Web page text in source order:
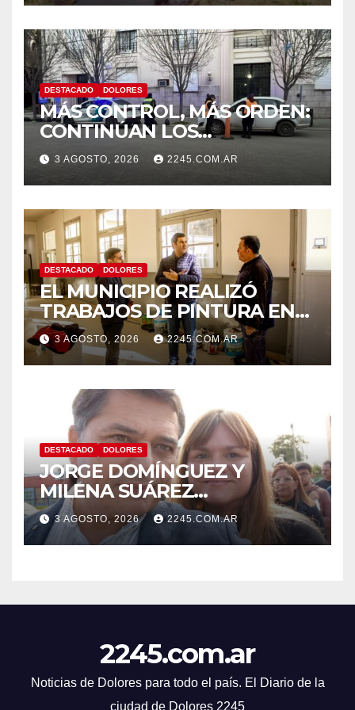
DESTACADO DOLORES
MÁS CONTROL, MÁS ORDEN:
CONTINÚAN LOS
OPERATIVOS PREVENTIVOS
DE TRÁNSITO EN DOLORES
3 AGOSTO, 2026 2245.COM.AR
DESTACADO DOLORES
EL MUNICIPIO REALIZÓ
TRABAJOS DE PINTURA EN
LA ESCUELA N.º 10
3 AGOSTO, 2026 2245.COM.AR
DESTACADO DOLORES
JORGE DOMÍNGUEZ Y
MILENA SUÁREZ
INTENSIFICAN LA AGENDA
OPOSITORA EN DOLORES
CON UNA SERIE DE
3 AGOSTO, 2026 2245.COM.AR
2245.com.ar
Noticias de Dolores para todo el país. El Diario de la
ciudad de Dolores 2245